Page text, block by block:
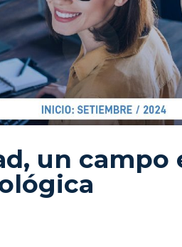
un campo